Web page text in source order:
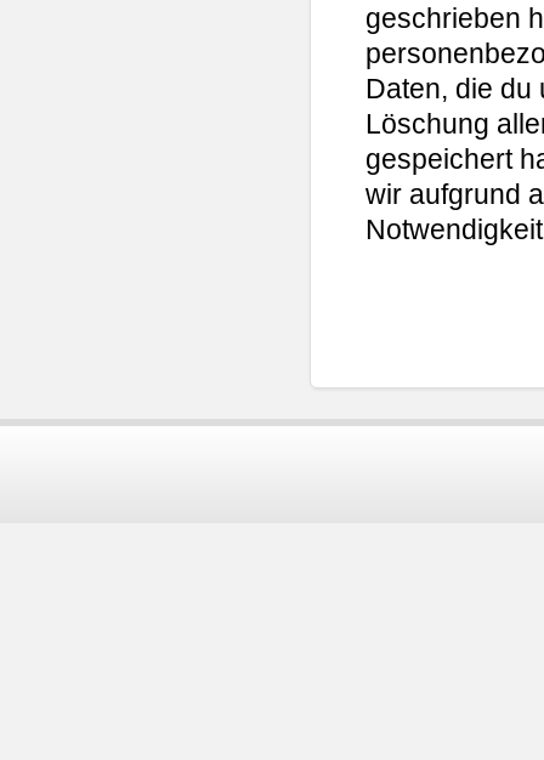
geschrieben
Daten, die du
Löschung
gespeichert
wir aufgrund